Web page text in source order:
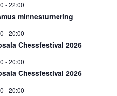
-22:00
minnesturnering
-20:00
Chessfestival 2026
-20:00
Chessfestival 2026
-20:00